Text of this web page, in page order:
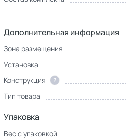
Дополнительная информация
Зона размещения
Установка
Конструкция
?
Тип товара
Упаковка
Вес с упаковкой